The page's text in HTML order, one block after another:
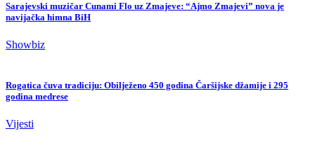
Sarajevski muzičar Cunami Flo uz Zmajeve: “Ajmo Zmajevi” nova je
navijačka himna BiH
Showbiz
Rogatica čuva tradiciju: Obilježeno 450 godina Čaršijske džamije i 295
godina medrese
Vijesti